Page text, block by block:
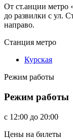
От ст.анции метро
до развилки с ул.
направо.
Станция метро
Курская
Режим работы
Режим работы
c 12:00 до 20:00
Цены на билеты